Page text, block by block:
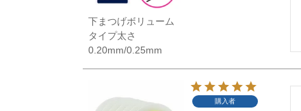
下まつげボリューム
タイプ太さ
0.20mm/0.25mm
購入者